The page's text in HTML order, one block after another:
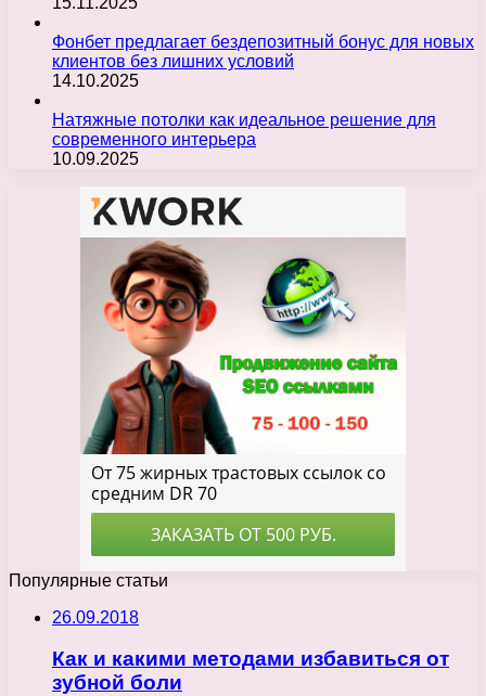
Фонбет предлагает бездепозитный бонус для новых
клиентов без лишних условий
14.10.2025
Натяжные потолки как идеальное решение для
современного интерьера
10.09.2025
Популярные статьи
26.09.2018
Как и какими методами избавиться от
зубной боли